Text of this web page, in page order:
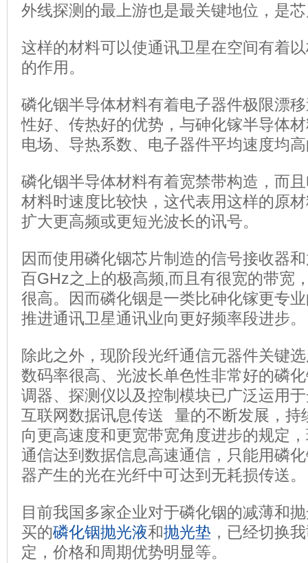
外线探测的最上游也是最关键地位，是
这样的材料可以使通讯卫星在空间有着
的作用。
磷化铟半导体材料有着电子器件极限漂
性好、传热好的优势，与砷化镓半导体
电场、导热系数、电子器件平均速度均
磷化铟半导体材料有着宽禁带构造，而
材料时速度比较快，这代表用这样的原
扩大更高频或更短光波长的讯号。
因而使用磷化铟芯片制造的信号接收器
百GHz之上的极高频,而且有很宽的带宽
很高。因而磷化铟是一类比砷化镓更专
推进通讯卫星通讯业向更好频率段进步
除此之外，现阶段光纤通信元器件关键
数码率很高、光波长单色性非常好的磷
调器、探测仪以及控制模块已广泛运用
互联网数据讯息传送 量的不断发展，持
向更高速度和更宽带宽角度进步的规定
通信达到数据信息高速通信，只能用磷
器产生的光在光纤中可达到无耗损传送。
目前我国多家企业对于磷化铟的减薄和
买的磷化铟抛光液和抛光垫 ，已经切换
定，价格和周期优势明显等。